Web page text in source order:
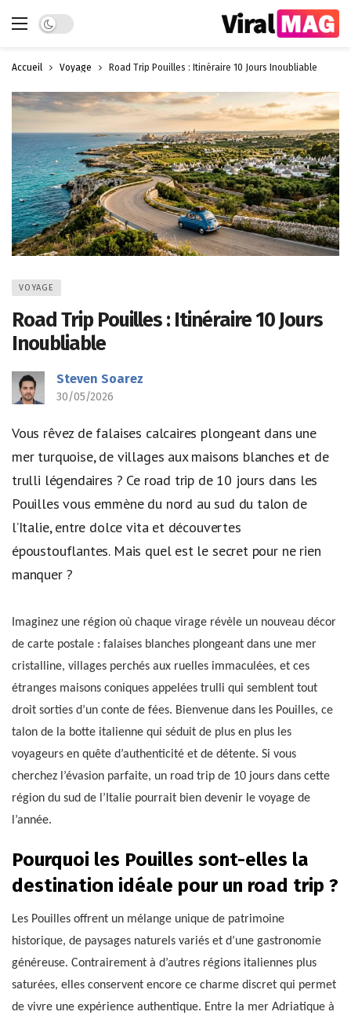
Dark mode
Accueil Voyage Road Trip Pouilles : Itinéraire 10 Jours Inoubliable
VOYAGE
Road Trip Pouilles : Itinéraire 10 Jours
Inoubliable
Steven Soarez
30/05/2026
Vous rêvez de falaises calcaires plongeant dans une
mer turquoise, de villages aux maisons blanches et de
trulli légendaires ? Ce road trip de 10 jours dans les
Pouilles vous emmène du nord au sud du talon de
l’Italie, entre dolce vita et découvertes
époustouflantes. Mais quel est le secret pour ne rien
manquer ?
Imaginez une région où chaque virage révèle un nouveau décor
de carte postale : falaises blanches plongeant dans une mer
cristalline, villages perchés aux ruelles immaculées, et ces
étranges maisons coniques appelées trulli qui semblent tout
droit sorties d’un conte de fées. Bienvenue dans les Pouilles, ce
talon de la botte italienne qui séduit de plus en plus les
voyageurs en quête d’authenticité et de détente. Si vous
cherchez l’évasion parfaite, un road trip de 10 jours dans cette
région du sud de l’Italie pourrait bien devenir le voyage de
l’année.
Pourquoi les Pouilles sont-elles la
destination idéale pour un road trip ?
Les Pouilles offrent un mélange unique de patrimoine
historique, de paysages naturels variés et d’une gastronomie
généreuse. Contrairement à d’autres régions italiennes plus
saturées, elles conservent encore ce charme discret qui permet
de vivre une expérience authentique. Entre la mer Adriatique à